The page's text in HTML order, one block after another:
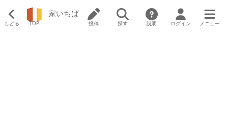
もどる TOP
家いちば
投稿 探す 説明 ログイン メニュー